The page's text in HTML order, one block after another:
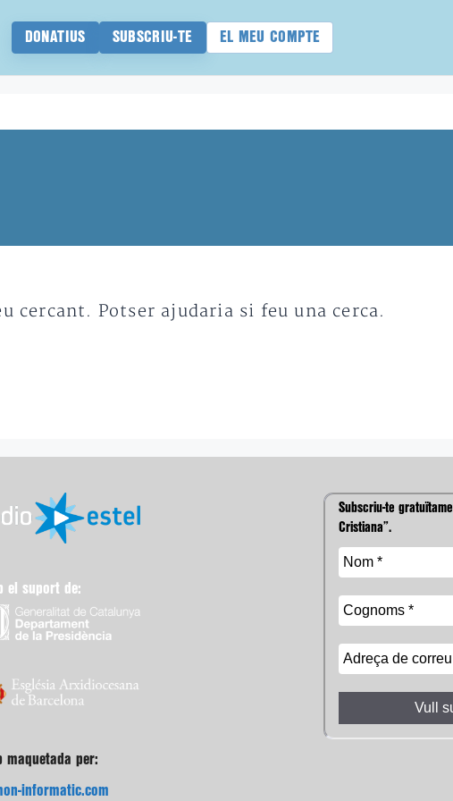
DONATIUS SUBSCRIU-TE EL MEU COMPTE
cercant. Potser ajudaria si feu una cerca.
el suport de:
maquetada per:
informatic.com
Subscriu-te
Cristiana”.